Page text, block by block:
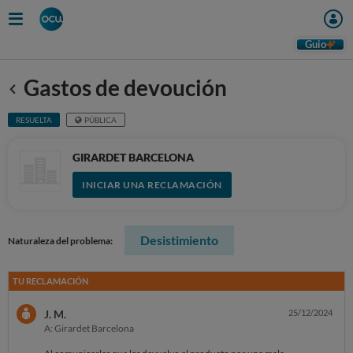
Guio
Anterior
Gastos de devoución
RESUELTA PÚBLICA
GIRARDET BARCELONA
INICIAR UNA RECLAMACIÓN
Naturaleza del problema: Desistimiento
TU RECLAMACIÓN
J. M.
A: Girardet Barcelona
25/12/2024